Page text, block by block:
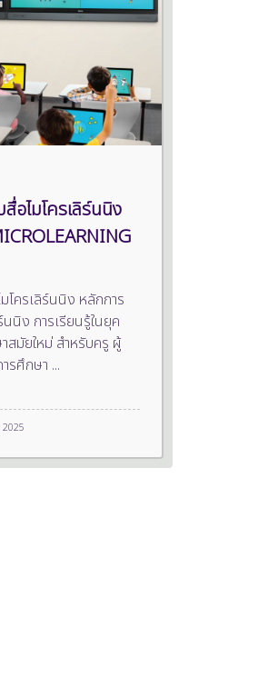
อไมโครเลิร์นนิง
โครเลิร์นนิง หลักการ
นิง การเรียนรู้ในยุค
สมัยใหม่ สำหรับครู ผู้
รศึกษา ...
2025